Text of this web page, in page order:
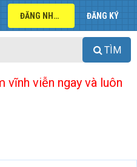
ĐĂNG NHẬP ĐĂNG KÝ
TÌM
vĩnh viễn ngay và luôn